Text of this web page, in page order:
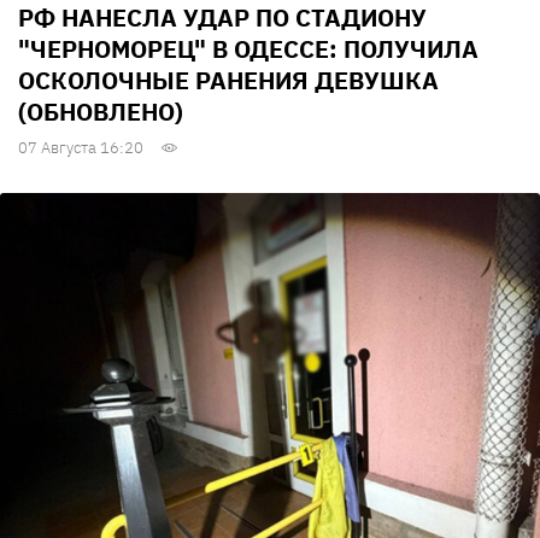
РФ НАНЕСЛА УДАР ПО СТАДИОНУ
"ЧЕРНОМОРЕЦ" В ОДЕССЕ: ПОЛУЧИЛА
ОСКОЛОЧНЫЕ РАНЕНИЯ ДЕВУШКА
(ОБНОВЛЕНО)
07 Августа 16:20